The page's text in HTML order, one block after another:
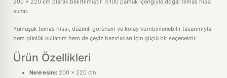
200 x 220 cm olarak belirtilmiştir. %100 pamuk içeriğiyle doğal temas hissi
sunar.
Yumuşak temas hissi, düzenli görünüm ve kolay kombinlenebilir tasarımıyla
hem günlük kullanım hem de çeyiz hazırlıkları için güçlü bir seçenektir.
Ürün Özellikleri
Nevresim: 200 x 220 cm